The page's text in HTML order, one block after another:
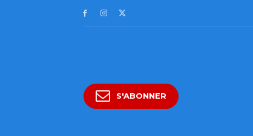
S'ABONNER